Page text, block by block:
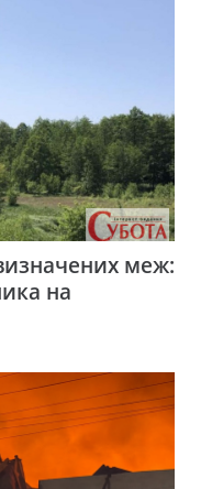
меж:
на